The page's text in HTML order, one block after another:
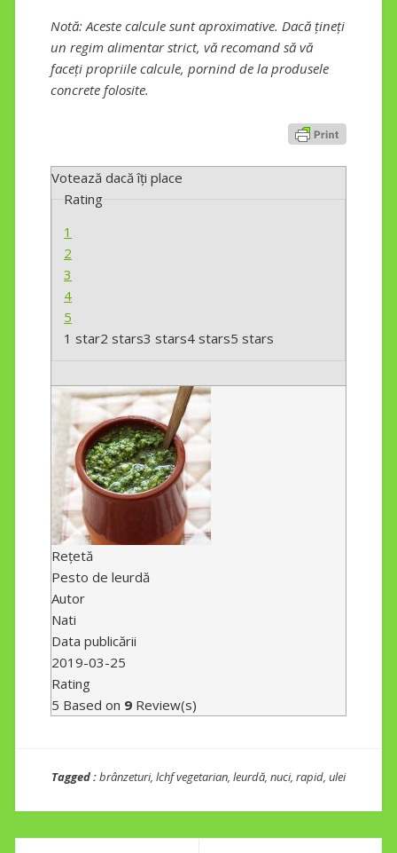
Notă: Aceste calcule sunt aproximative. Dacă țineți
un regim alimentar strict, vă recomand să vă
faceți propriile calcule, pornind de la produsele
concrete folosite.
Votează dacă îți place
Rating
1
2
3
4
5
1 star2 stars3 stars4 stars5 stars
Rețetă
Pesto de leurdă
Autor
Nati
Data publicării
2019-03-25
Rating
5 Based on 9 Review(s)
Tagged :brânzeturi, lchf vegetarian leurdă nuci, rapid ulei